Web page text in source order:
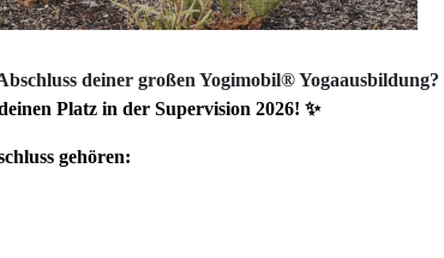
deiner großen Yogimobil® Yogaausbildung?
Platz in der Supervision 2026! ✨
gehören: